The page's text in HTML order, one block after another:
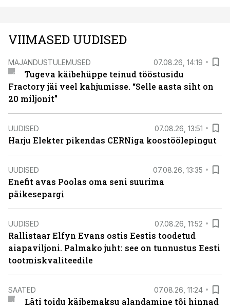
VIIMASED UUDISED
MAJANDUSTULEMUSED 07.08.26, 14:19
Tugeva käibehüppe teinud tööstusidu
Fractory jäi veel kahjumisse. “Selle aasta siht on
20 miljonit”
UUDISED 07.08.26, 13:51
Harju Elekter pikendas CERNiga koostöölepingut
UUDISED 07.08.26, 13:35
Enefit avas Poolas oma seni suurima
päikesepargi
UUDISED 07.08.26, 11:52
Rallistaar Elfyn Evans ostis Eestis toodetud
aiapaviljoni. Palmako juht: see on tunnustus Eesti
tootmiskvaliteedile
SAATED 07.08.26, 11:24
Läti toidu käibemaksu alandamine tõi hinnad